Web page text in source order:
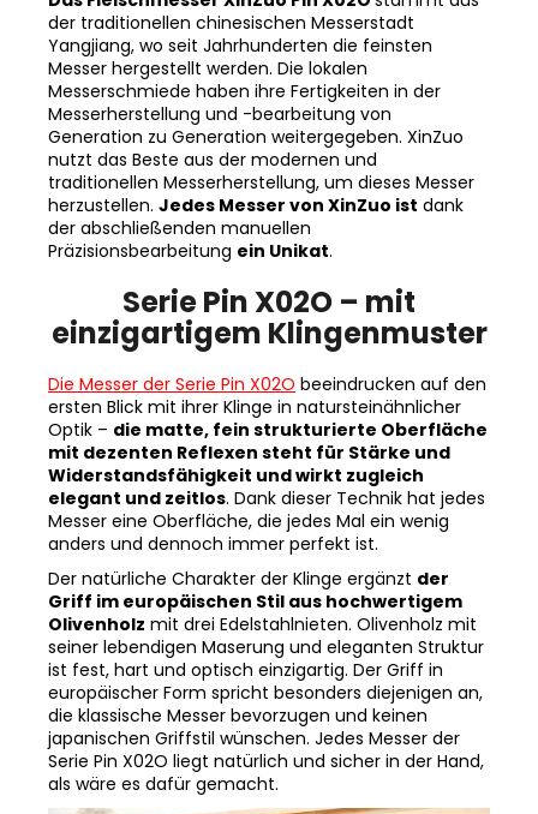
Yangjiang, wo seit Jahrhunderten die feinsten
Messer hergestellt werden. Die lokalen
Messerschmiede haben ihre Fertigkeiten in der
Messerherstellung und -bearbeitung von
Generation zu Generation weitergegeben. XinZuo
nutzt das Beste aus der modernen und
traditionellen Messerherstellung, um dieses Messer
herzustellen. Jedes Messer von XinZuo ist dank
der abschließenden manuellen
Präzisionsbearbeitung ein Unikat
Serie Pin X02O – mit
einzigartigem Klingenmuster
Die Messer der Serie Pin X02O
beeindrucken auf den
ersten Blick mit ihrer Klinge in natursteinähnlicher
Optik –die matte, fein strukturierte Oberfläche
mit dezenten Reflexen steht für Stärke und
Widerstandsfähigkeit und wirkt zugleich
elegant und zeitlos. Dank dieser Technik hat jedes
Messer eine Oberfläche, die jedes Mal ein wenig
anders und dennoch immer perfekt ist.
Der natürliche Charakter der Klinge ergänzt
Griff im europäischen Stil aus hochwertigem
Olivenholzmit drei Edelstahlnieten. Olivenholz mit
seiner lebendigen Maserung und eleganten Struktur
ist fest, hart und optisch einzigartig. Der Griff in
europäischer Form spricht besonders diejenigen an,
die klassische Messer bevorzugen und keinen
japanischen Griffstil wünschen. Jedes Messer der
Serie Pin X02O liegt natürlich und sicher in der Hand,
als wäre es dafür gemacht.